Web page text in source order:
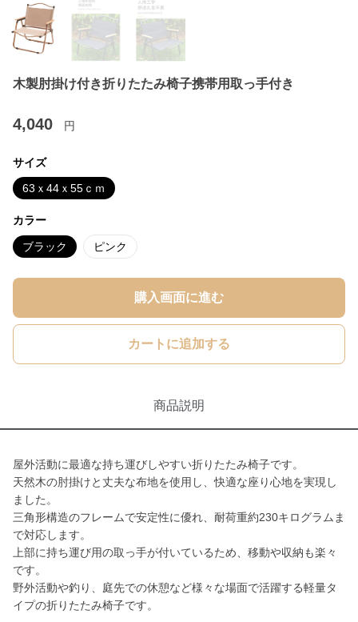
木製肘掛け付き折りたたみ椅子携帯用取っ手付き
4,040 円
サイズ
63ｘ44ｘ55ｃｍ
カラー
ブラック ピンク
購入画面に進む
カートに追加する
商品説明
屋外活動に最適な持ち運びしやすい折りたたみ椅子です。
天然木の肘掛けと丈夫な布地を使用し、快適な座り心地を実現し
ました。
三角形構造のフレームで安定性に優れ、耐荷重約230キログラムま
で対応します。
上部に持ち運び用の取っ手が付いているため、移動や収納も楽々
です。
野外活動や釣り、庭先での休憩など様々な場面で活躍する軽量タ
イプの折りたたみ椅子です。